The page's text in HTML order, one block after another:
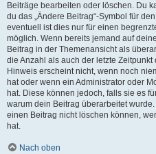
Beiträge bearbeiten oder löschen. Du
du das „Ändere Beitrag“-Symbol für
eventuell ist dies nur für einen
möglich. Wenn bereits jemand auf
Beitrag in der Themenansicht als
die Anzahl als auch der letzte
Hinweis erscheint nicht, wenn noch
hat oder wenn ein Administrator oder
hat. Diese können jedoch, falls sie es
warum dein Beitrag überarbeitet
einen Beitrag nicht löschen können,
hat.
Nach oben